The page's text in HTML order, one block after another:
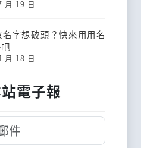
月 19 日
字想破頭？快來用用名
月 18 日
電子報